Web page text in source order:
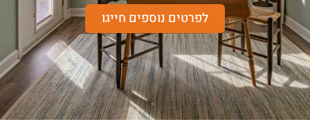
לפרטים נוספים חייגו